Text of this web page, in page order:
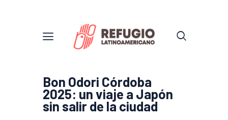
Bon Odori Córdoba
2025: un viaje a Japón
sin salir de la ciudad